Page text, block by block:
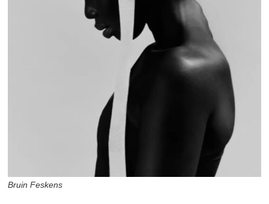
Bruin Feskens